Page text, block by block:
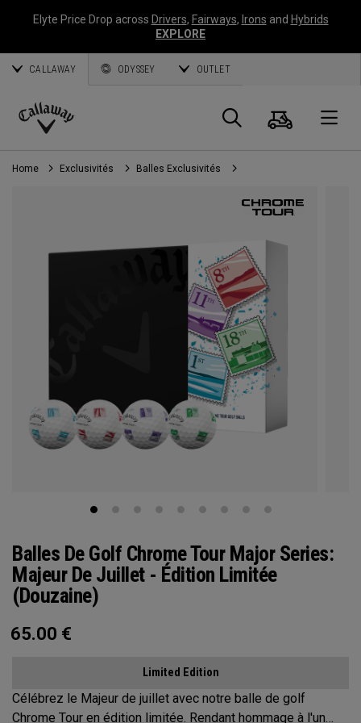
Elyte Price Drop across Drivers, Fairways, Irons and Hybrids
EXPLORE
CALLAWAY ODYSSEY OUTLET
Callaway
Golf
Panier
Home Exclusivités Balles Exclusivités
Balles De Golf Chrome Tour Major Series:
Majeur De Juillet - Édition Limitée
(Douzaine)
65.00 €
Limited Edition
Célébrez le Majeur de juillet avec notre balle de golf
Chrome Tour en édition limitée. Rendant hommage à l'un